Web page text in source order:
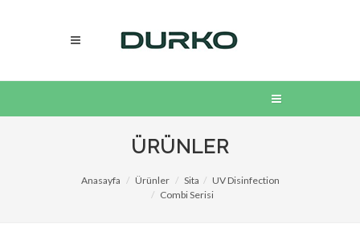
ÜRÜNLER
Anasayfa Ürünler Sita
UV Disinfection
Combi Serisi